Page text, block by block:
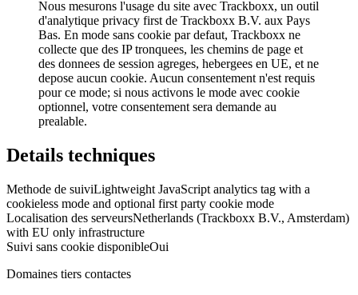
Nous mesurons l'usage du site avec Trackboxx, un outil
d'analytique privacy first de Trackboxx B.V. aux Pays
Bas. En mode sans cookie par defaut, Trackboxx ne
collecte que des IP tronquees, les chemins de page et
des donnees de session agreges, hebergees en UE, et ne
depose aucun cookie. Aucun consentement n'est requis
pour ce mode; si nous activons le mode avec cookie
optionnel, votre consentement sera demande au
prealable.
Details techniques
Methode de suiviLightweight JavaScript analytics tag with a
cookieless mode and optional first party cookie mode
Localisation des serveursNetherlands (Trackboxx B.V., Amsterdam)
with EU only infrastructure
Suivi sans cookie disponibleOui
Domaines tiers contactes